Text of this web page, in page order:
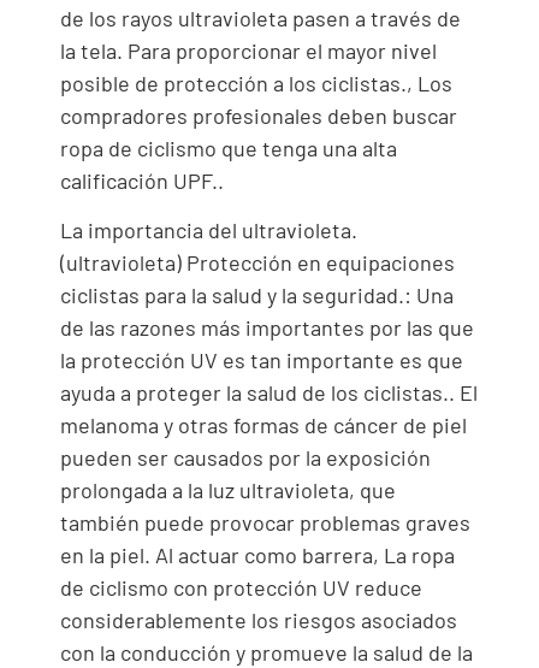
de los rayos ultravioleta pasen a través de
la tela. Para proporcionar el mayor nivel
posible de protección a los ciclistas., Los
compradores profesionales deben buscar
ropa de ciclismo que tenga una alta
calificación UPF..
La importancia del ultravioleta.
(ultravioleta) Protección en equipaciones
ciclistas para la salud y la seguridad.: Una
de las razones más importantes por las que
la protección UV es tan importante es que
ayuda a proteger la salud de los ciclistas.. El
melanoma y otras formas de cáncer de piel
pueden ser causados ​​por la exposición
prolongada a la luz ultravioleta, que
también puede provocar problemas graves
en la piel. Al actuar como barrera, La ropa
de ciclismo con protección UV reduce
considerablemente los riesgos asociados
con la conducción y promueve la salud de la